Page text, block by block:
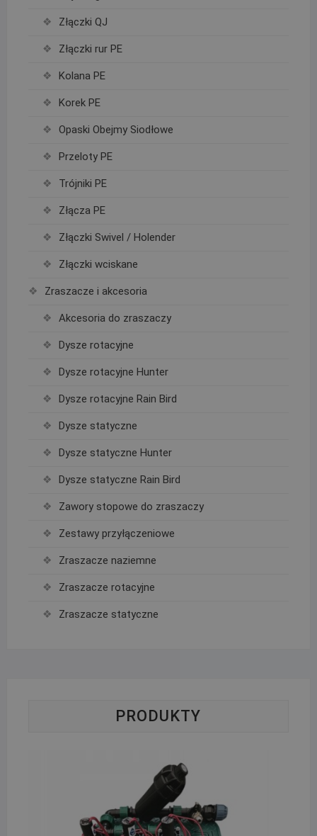
Złączki QJ
Złączki rur PE
Kolana PE
Korek PE
Opaski Obejmy Siodłowe
Przeloty PE
Trójniki PE
Złącza PE
Złączki Swivel / Holender
Złączki wciskane
Zraszacze i akcesoria
Akcesoria do zraszaczy
Dysze rotacyjne
Dysze rotacyjne Hunter
Dysze rotacyjne Rain Bird
Dysze statyczne
Dysze statyczne Hunter
Dysze statyczne Rain Bird
Zawory stopowe do zraszaczy
Zestawy przyłączeniowe
Zraszacze naziemne
Zraszacze rotacyjne
Zraszacze statyczne
PRODUKTY